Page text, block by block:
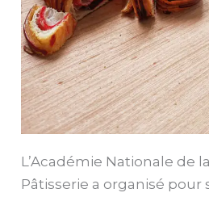
L’Académie Nationale de
Pâtisserie a organisé pour